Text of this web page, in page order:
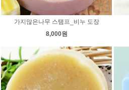
가지많은나무 스탬프_비누 도장
8,000원